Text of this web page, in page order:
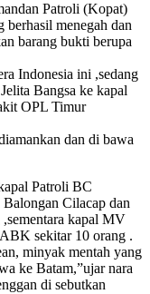
Patroli (Kopat)
berhasil menegah dan
barang bukti berupa
Indonesia ini ,sedang
Bangsa ke kapal
OPL Timur
dan di bawa
Patroli BC
Cilacap dan
kapal MV
sekitar 10 orang .
minyak mentah yang
ke Batam,”ujar nara
di sebutkan